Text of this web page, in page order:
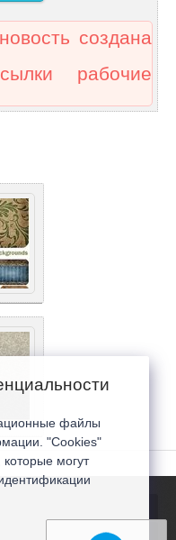
создана
рабочие
файлы
"Cookies"
могут